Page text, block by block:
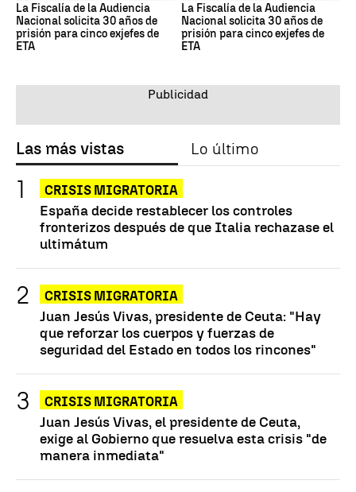
La Fiscalía de la Audiencia
Nacional solicita 30 años de
prisión para cinco exjefes de
ETA
La Fiscalía de la Audiencia
Nacional solicita 30 años de
prisión para cinco exjefes de
ETA
Las más vistas Lo último
CRISIS MIGRATORIA
España decide restablecer los controles
fronterizos después de que Italia rechazase el
ultimátum
CRISIS MIGRATORIA
Juan Jesús Vivas, presidente de Ceuta: "Hay
que reforzar los cuerpos y fuerzas de
seguridad del Estado en todos los rincones"
CRISIS MIGRATORIA
Juan Jesús Vivas, el presidente de Ceuta,
exige al Gobierno que resuelva esta crisis "de
manera inmediata"